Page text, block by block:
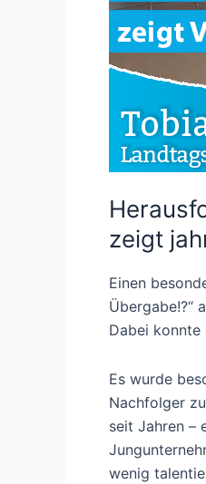
zeigt
Einen
Übergabe!?“
Dabei konnte
Es wurde
Nachfolger
seit Jahren –
wenig